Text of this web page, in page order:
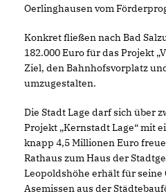
Oerlinghausen vom
Konkret fließen nach Bad
182.000 Euro für das Projekt
Ziel, den Bahnhofsvorplatz
umzugestalten.
Die Stadt Lage darf sich über
Projekt „Kernstadt Lage“ mit
knapp 4,5 Millionen Euro
Rathaus zum Haus der
Leopoldshöhe erhält für
Asemissen aus der